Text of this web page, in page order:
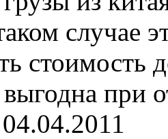
случае
стоимость
при
04.04.2011